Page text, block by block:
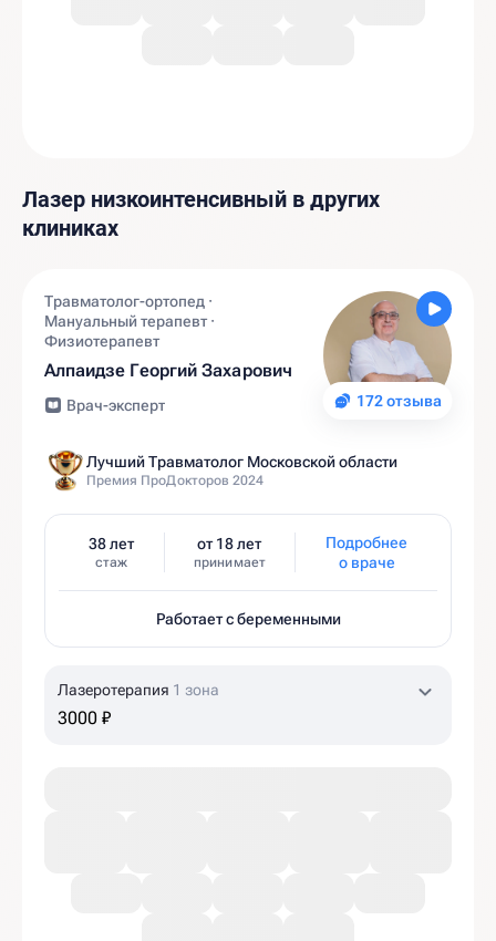
Лазер низкоинтенсивный в других
клиниках
172 отзыва
Травматолог-ортопед ·
Мануальный терапевт ·
Физиотерапевт
Алпаидзе Георгий Захарович
Врач-эксперт
Лучший Травматолог Московской области
Премия ПроДокторов 2024
38 лет
стаж
от 18 лет
принимает
Подробнее
о враче
Работает с беременными
Лазеротерапия 1 зона
3000 ₽